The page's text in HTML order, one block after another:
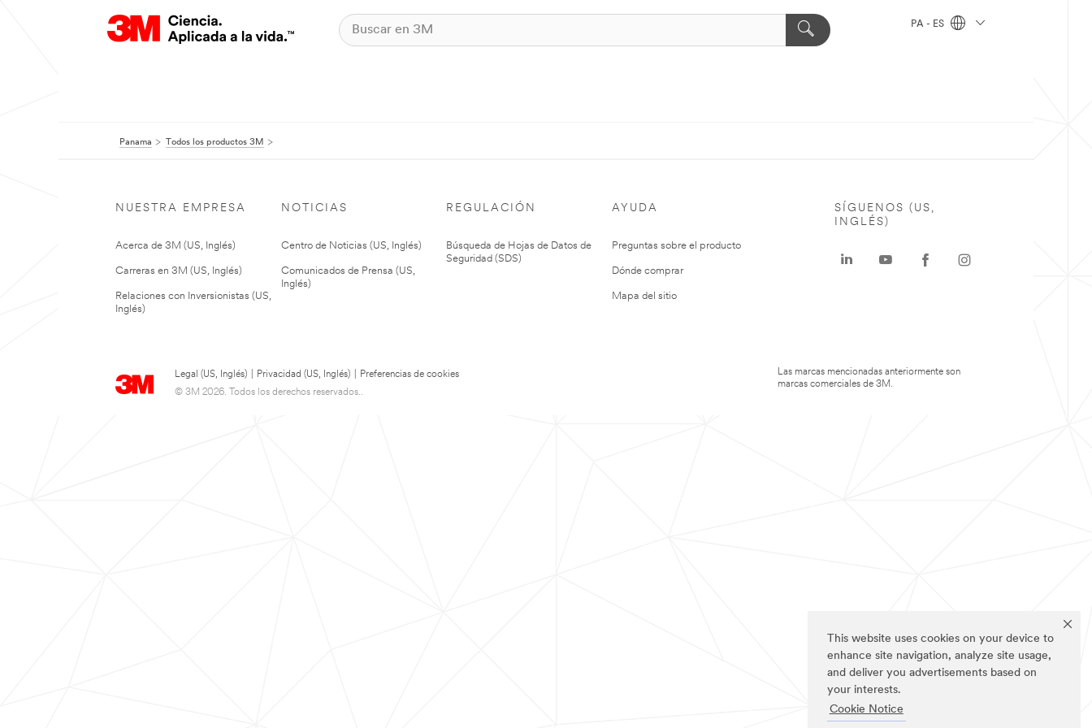
This website uses cookies on your device to
enhance site navigation, analyze site usage,
and deliver you advertisements based on
your interests.
Cookie Notice
PA - ES
Panama Todos los productos 3M
NUESTRA EMPRESA
Acerca de 3M (US, Inglés)
Carreras en 3M (US, Inglés)
Relaciones con Inversionistas (US,
Inglés)
NOTICIAS
Centro de Noticias (US, Inglés)
Comunicados de Prensa (US,
Inglés)
REGULACIÓN
Búsqueda de Hojas de Datos de
Seguridad (SDS)
AYUDA
Preguntas sobre el producto
Dónde comprar
Mapa del sitio
Legal (US, Inglés) Privacidad (US, Inglés)
Preferencias de cookies
© 3M 2026. Todos los derechos reservados..
SÍGUENOS (US,
INGLÉS)
Las marcas mencionadas anteriormente son
marcas comerciales de 3M.